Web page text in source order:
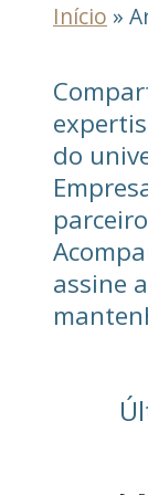
Início »
do
assine